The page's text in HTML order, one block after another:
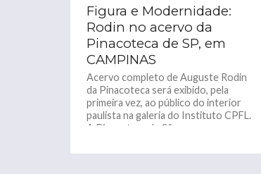
Figura e Modernidade:
Rodin no acervo da
Pinacoteca de SP, em
CAMPINAS
Acervo completo de Auguste Rodin
da Pinacoteca será exibido, pela
primeira vez, ao público do interior
paulista na galeria do Instituto CPFL.
A Pinacoteca de São...